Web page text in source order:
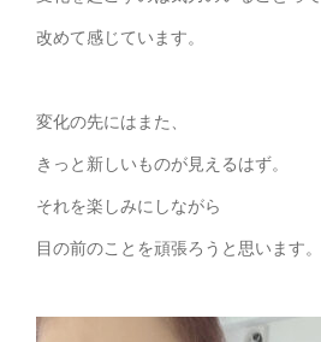
改めて感じています。
変化の先にはまた、
きっと新しいものが見えるはず。
それを楽しみにしながら
目の前のことを頑張ろうと思います。